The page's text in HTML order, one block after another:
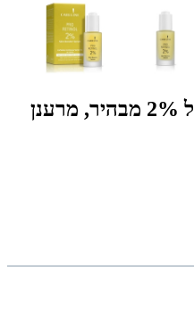
Skin Booster פרו-רטינול 2% מבהיר, מרענן